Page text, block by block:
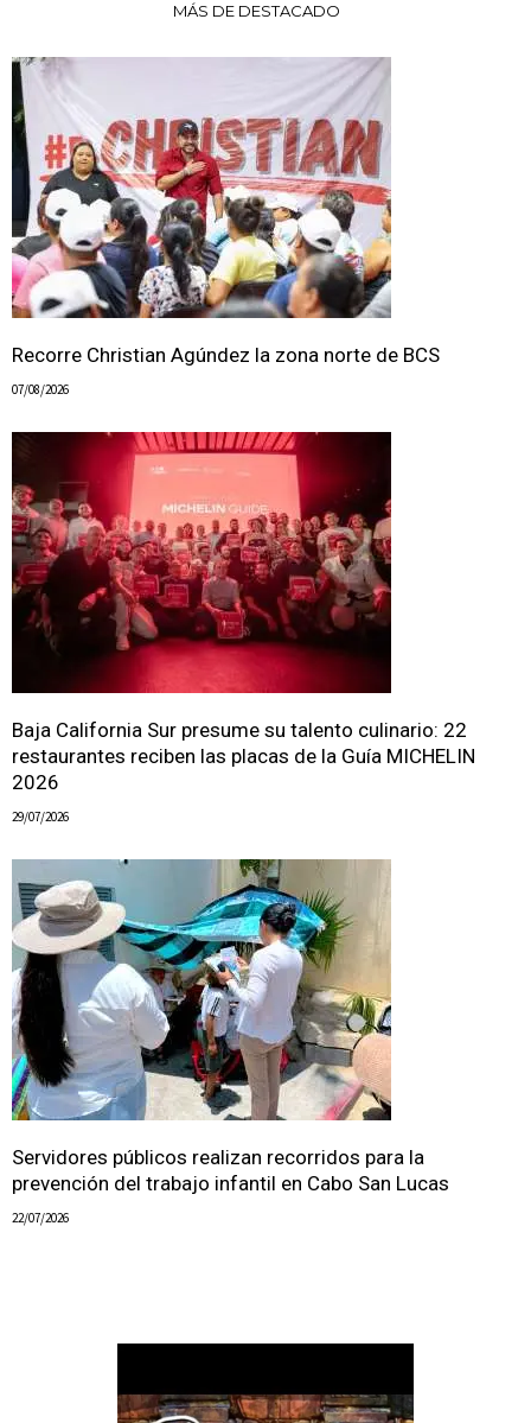
MÁS DE DESTACADO
Recorre Christian Agúndez la zona norte de BCS
07/08/2026
Baja California Sur presume su talento culinario: 22
restaurantes reciben las placas de la Guía MICHELIN
2026
29/07/2026
Servidores públicos realizan recorridos para la
prevención del trabajo infantil en Cabo San Lucas
22/07/2026